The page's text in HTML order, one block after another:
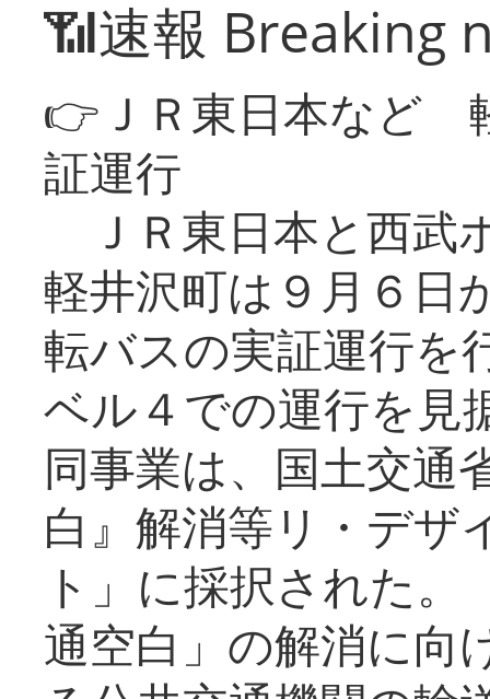
📶速報 Breaking
👉ＪＲ東日本など
証運行
ＪＲ東日本と西武
軽井沢町は９月６日
転バスの実証運行を
ベル４での運行を見
同事業は、国土交通
白』解消等リ・デザ
ト」に採択された
通空白」の解消に向